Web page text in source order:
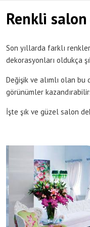
Renkli
Son yıllarda farklı
dekorasyonları oldukça
Değişik ve alımlı olan
görünümler
İşte şık ve güzel salon